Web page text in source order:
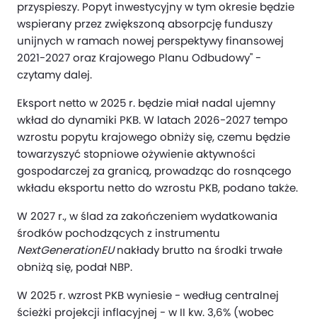
przyspieszy. Popyt inwestycyjny w tym okresie będzie
wspierany przez zwiększoną absorpcję funduszy
unijnych w ramach nowej perspektywy finansowej
2021-2027 oraz Krajowego Planu Odbudowy" -
czytamy dalej.
Eksport netto w 2025 r. będzie miał nadal ujemny
wkład do dynamiki PKB. W latach 2026-2027 tempo
wzrostu popytu krajowego obniży się, czemu będzie
towarzyszyć stopniowe ożywienie aktywności
gospodarczej za granicą, prowadząc do rosnącego
wkładu eksportu netto do wzrostu PKB, podano także.
W 2027 r., w ślad za zakończeniem wydatkowania
środków pochodzących z instrumentu
NextGenerationEUnakłady brutto na środki trwałe
obniżą się, podał NBP.
W 2025 r. wzrost PKB wyniesie - według centralnej
ścieżki projekcji inflacyjnej - w II kw. 3,6% (wobec